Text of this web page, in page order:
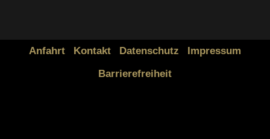
Anfahrt Kontakt Datenschutz
Impressum
Barrierefreiheit